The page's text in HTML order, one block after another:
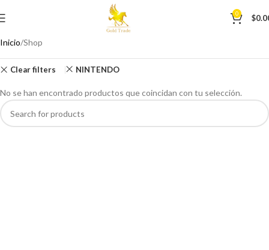
0 $
Inicio Shop
Clear filters NINTENDO
No se han encontrado productos que coincidan con tu selección.